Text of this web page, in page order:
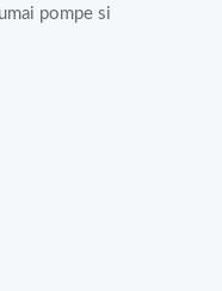
pompe si